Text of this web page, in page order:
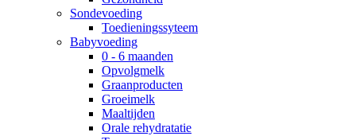
Sondevoeding
Toedieningssyteem
Babyvoeding
0 - 6 maanden
Opvolgmelk
Graanproducten
Groeimelk
Maaltijden
Orale rehydratatie